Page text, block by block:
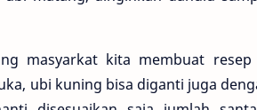
masyarkat kita membuat
ubi kuning bisa diganti juga